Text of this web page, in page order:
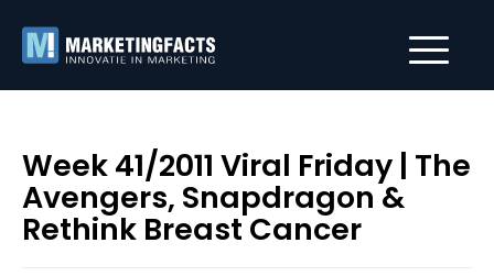
Week 41/2011 Viral Friday | The
Avengers, Snapdragon &
Rethink Breast Cancer